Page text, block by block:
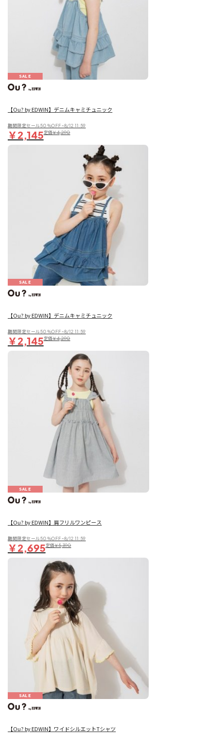
SALE
【Ou? by EDWIN】デニムキャミチュニック
期間限定セール50％OFF~8/12 11:59
￥2,145定価￥4,290
SALE
【Ou? by EDWIN】デニムキャミチュニック
期間限定セール50％OFF~8/12 11:59
￥2,145定価￥4,290
SALE
【Ou? by EDWIN】肩フリルワンピース
期間限定セール50％OFF~8/12 11:59
￥2,695定価￥5,390
SALE
【Ou? by EDWIN】ワイドシルエットTシャツ